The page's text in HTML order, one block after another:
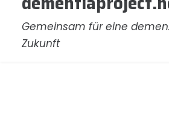
Gemeinsam für eine
Zukunft